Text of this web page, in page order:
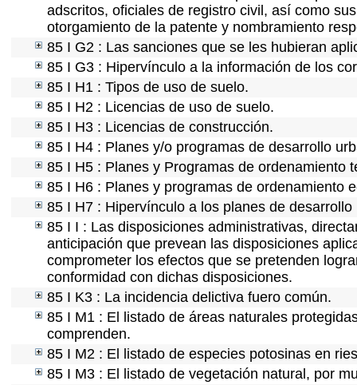
adscritos, oficiales de registro civil, así como
otorgamiento de la patente y nombramiento
85 I G2 : Las sanciones que se les hubieran
85 I G3 : Hipervínculo a la información de los
85 I H1 : Tipos de uso de suelo.
85 I H2 : Licencias de uso de suelo.
85 I H3 : Licencias de construcción.
85 I H4 : Planes y/o programas de desarrollo
85 I H5 : Planes y Programas de ordenamiento
85 I H6 : Planes y programas de ordenamiento
85 I H7 : Hipervínculo a los planes de desarrollo
85 I I : Las disposiciones administrativas,
anticipación que prevean las disposiciones
comprometer los efectos que se pretenden
conformidad con dichas disposiciones.
85 I K3 : La incidencia delictiva fuero común.
85 I M1 : El listado de áreas naturales
comprenden.
85 I M2 : El listado de especies potosinas en
85 I M3 : El listado de vegetación natural, por